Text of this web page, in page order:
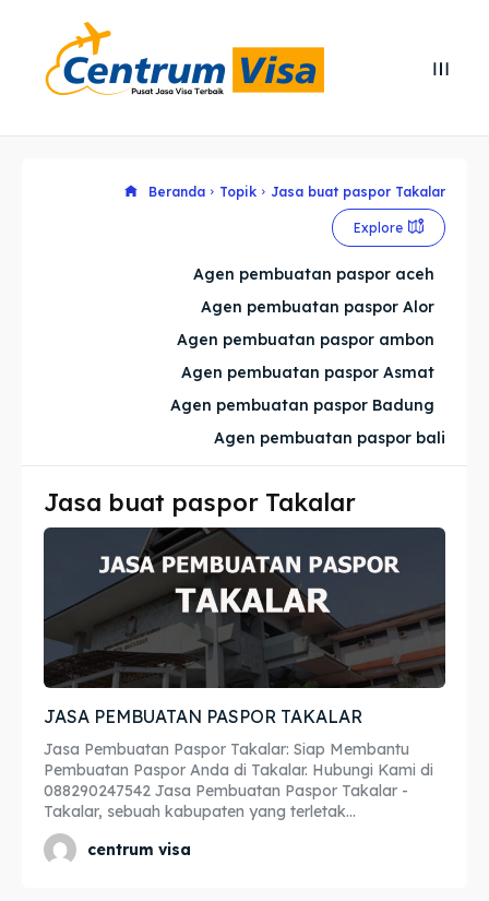
Cari
Cari
Explore our destinations
Imta
Legalisir
Apostille
Penerjemah
Asuransi
Blog
Explore our destinations
Imta
Legalisir
Apostille
Penerjemah
Asuransi
Blog
Beranda Topik Jasa buat paspor Takalar
Explore
Agen pembuatan paspor aceh
Agen pembuatan paspor Alor
Agen pembuatan paspor ambon
Agen pembuatan paspor Asmat
Agen pembuatan paspor Badung
Agen pembuatan paspor bali
Jasa buat paspor Takalar
JASA PEMBUATAN PASPOR TAKALAR
Jasa Pembuatan Paspor Takalar: Siap Membantu
Pembuatan Paspor Anda di Takalar. Hubungi Kami di
088290247542 Jasa Pembuatan Paspor Takalar -
Takalar, sebuah kabupaten yang terletak...
centrum visa